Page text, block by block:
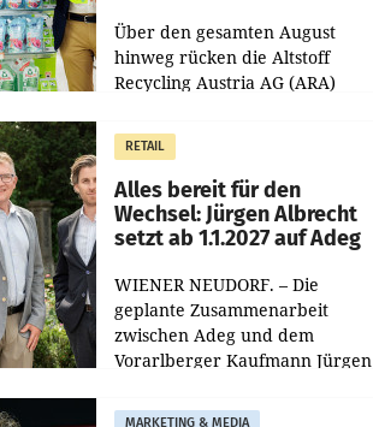
Über den gesamten August
hinweg rücken die Altstoff
Recycling Austria AG (ARA)
Müller die Initiative „Kreislauf-
Helden“ in allen
österreichischen Müller-Filialen
RETAIL
Alles bereit für den
Wechsel: Jürgen Albrecht
setzt ab 1.1.2027 auf Adeg
WIENER NEUDORF. – Die
geplante Zusammenarbeit
zwischen Adeg und dem
Vorarlberger Kaufmann Jürgen
freigegeben: Die
MARKETING & MEDIA